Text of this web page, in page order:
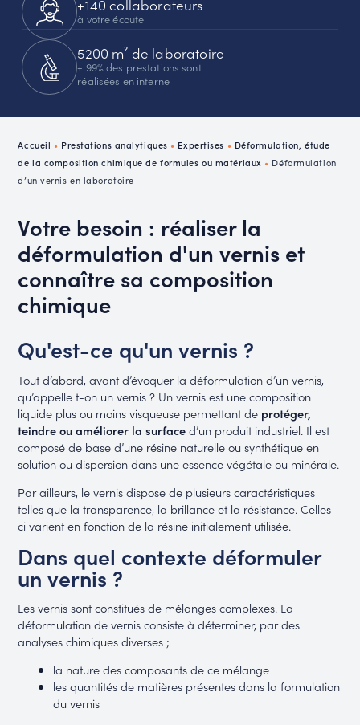
+140 collaborateurs
à votre écoute
5200 m² de laboratoire
+ 99% des prestations sont
réalisées en interne
Accueil • Prestations analytiques • Expertises • Déformulation, étude
de la composition chimique de formules ou matériaux • Déformulation
d’un vernis en laboratoire
Votre besoin : réaliser la
déformulation d'un vernis et
connaître sa composition
chimique
Qu'est-ce qu'un vernis ?
Tout d’abord, avant d’évoquer la déformulation d’un vernis,
qu’appelle t-on un vernis ? Un vernis est une composition
liquide plus ou moins visqueuse permettant de protéger,
teindre ou améliorer la surfaced’un produit industriel. Il est
composé de base d’une résine naturelle ou synthétique en
solution ou dispersion dans une essence végétale ou minérale.
Par ailleurs, le vernis dispose de plusieurs caractéristiques
telles que la transparence, la brillance et la résistance. Celles-
ci varient en fonction de la résine initialement utilisée.
Dans quel contexte déformuler
un vernis ?
Les vernis sont constitués de mélanges complexes. La
déformulation de vernis consiste à déterminer, par des
analyses chimiques diverses ;
la nature des composants de ce mélange
les quantités de matières présentes dans la formulation
du vernis